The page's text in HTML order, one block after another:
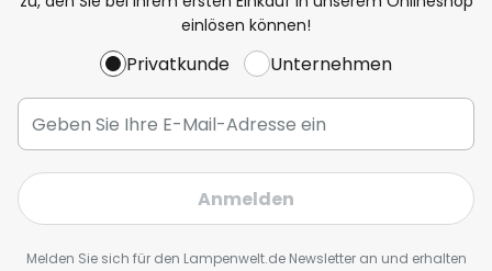
einlösen können!
Privatkunde Unternehmen
Anmelden
Melden Sie sich für den Lampenwelt.de Newsletter an und erhalten